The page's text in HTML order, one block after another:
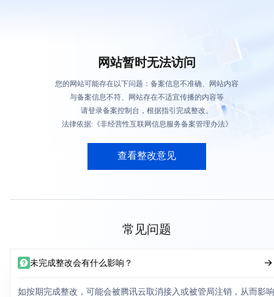
网站暂时无法访问
您的网站可能存在以下问题：备案信息不准确、网站内容
与备案信息不符、网站存在不适宜传播的内容等
请登录备案控制台，根据指引完成整改。
法律依据:《非经营性互联网信息服务备案管理办法》
查看整改意见
常见问题
未完成整改会有什么影响？
如按期完成整改，可能会被腾讯云取消接入或被管局注销，从而影响